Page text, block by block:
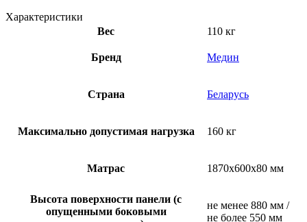
Характеристики
Вес
110 кг
Бренд Медин
Страна Беларусь
Максимально допустимая нагрузка 160 кг
Матрас 1870х600х80 мм
Высота поверхности панели (с
опущенными боковыми
не менее 880 мм /
не более 550 мм